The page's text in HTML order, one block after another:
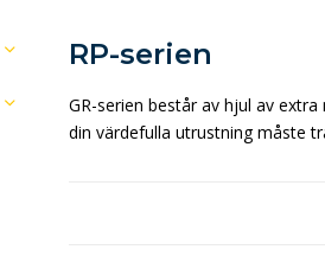
RP-serien
GR-serien består av hjul av
din värdefulla utrustning måste